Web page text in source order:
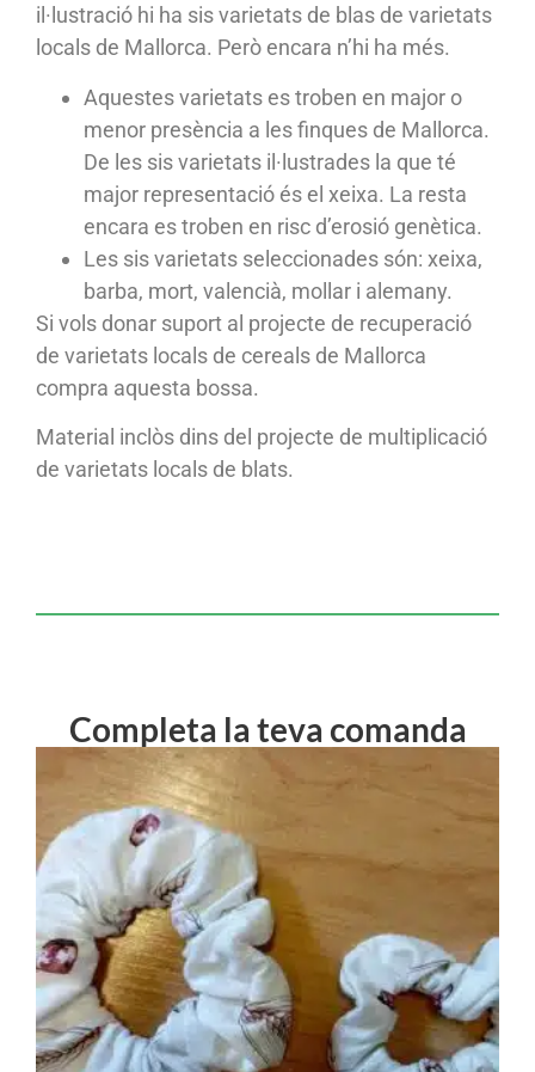
il·lustració hi ha sis varietats de blas de varietats
locals de Mallorca. Però encara n’hi ha més.
Aquestes varietats es troben en major o
menor presència a les finques de Mallorca.
De les sis varietats il·lustrades la que té
major representació és el xeixa. La resta
encara es troben en risc d’erosió genètica.
Les sis varietats seleccionades són: xeixa,
barba, mort, valencià, mollar i alemany.
Si vols donar suport al projecte de recuperació
de varietats locals de cereals de Mallorca
compra aquesta bossa.
Material inclòs dins del projecte de multiplicació
de varietats locals de blats.
Completa la teva comanda